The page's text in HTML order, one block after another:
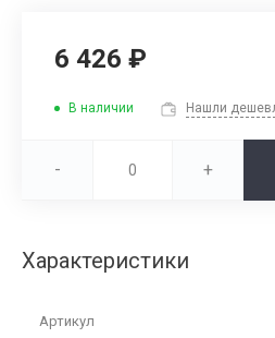
6 426 ₽
В наличии Нашли
- +
Характеристики
Артикул